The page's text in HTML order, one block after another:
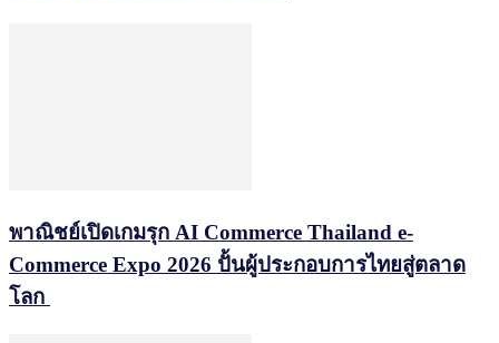
พาณิชย์เปิดเกมรุก AI Commerce Thailand e-
Commerce Expo 2026 ปั้นผู้ประกอบการไทยสู่ตลาด
โลก